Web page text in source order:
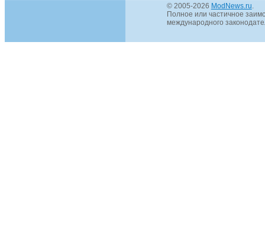
© 2005-2026 ModNews.ru
Полное или частичное
международного